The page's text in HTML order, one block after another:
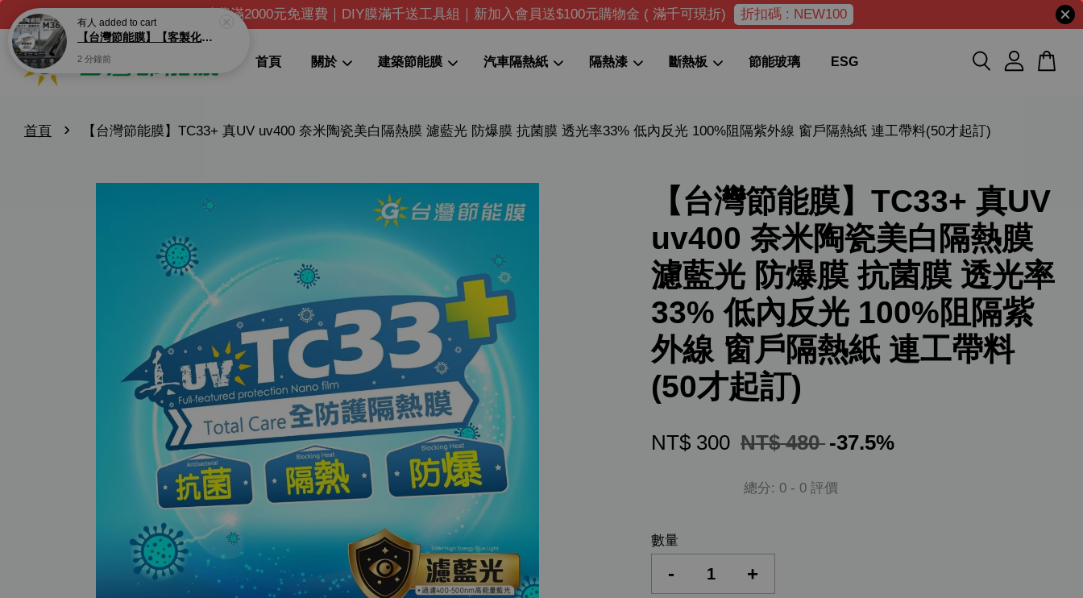
消費滿2000元免運費｜DIY膜滿千送工具組｜新加入會員送$100元購物金 ( 滿千可現折) 折扣碼 : NEW100
首頁 關於 建築節能膜 汽車隔熱紙 隔熱漆 斷熱板 節能玻璃 ESG
首頁 › 【台灣節能膜】TC33+ 真UV uv400 奈米陶瓷美白隔熱膜 濾藍光 防爆膜 抗菌膜 透光率33% 低內反光 100%阻隔紫外線 窗戶隔熱紙 連工帶料(50才起訂)
【台灣節能膜】TC33+ 真UV
uv400 奈米陶瓷美白隔熱膜
濾藍光 防爆膜 抗菌膜 透光率
33% 低內反光 100%阻隔紫
外線 窗戶隔熱紙 連工帶料
(50才起訂)
NT$ 300 NT$ 480 -37.5%
總分: 0 - 0 評價
數量
- +
您的購物車目前還是空的。
繼續購物